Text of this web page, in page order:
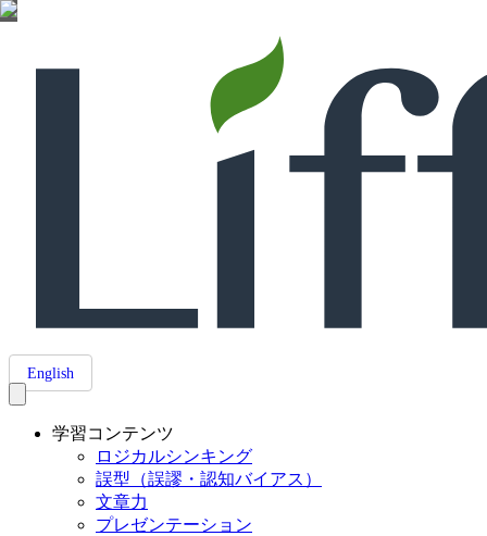
English
学習コンテンツ
ロジカルシンキング
誤型（誤謬・認知バイアス）
文章力
プレゼンテーション